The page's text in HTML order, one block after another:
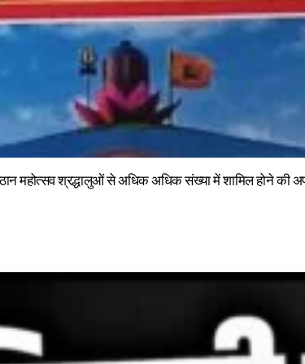
महोत्सव श्रद्धालुओं से अधिक अधिक संख्या में शामिल होने की